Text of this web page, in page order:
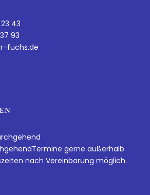
43
93
fuchs.de
gerne außerhalb
nach Vereinbarung möglich.